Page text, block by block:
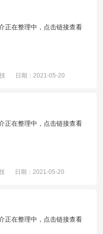
正在整理中，点击链接查看
日期：2021-05-20
正在整理中，点击链接查看
日期：2021-05-20
正在整理中，点击链接查看